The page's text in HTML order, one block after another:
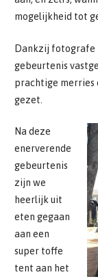
mogelijkheid tot
Dankzij fotografe
gebeurtenis
prachtige merries
gezet.
Na deze
enerverende
gebeurtenis
zijn we
heerlijk uit
eten gegaan
aan een
super toffe
tent aan het